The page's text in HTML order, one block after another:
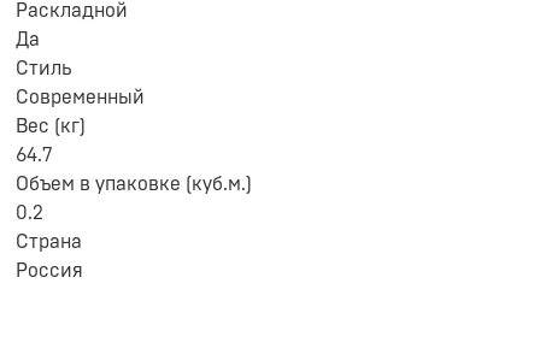
Раскладной
Да
Стиль
Современный
Вес (кг)
64.7
Объем в упаковке (куб.м.)
0.2
Страна
Россия